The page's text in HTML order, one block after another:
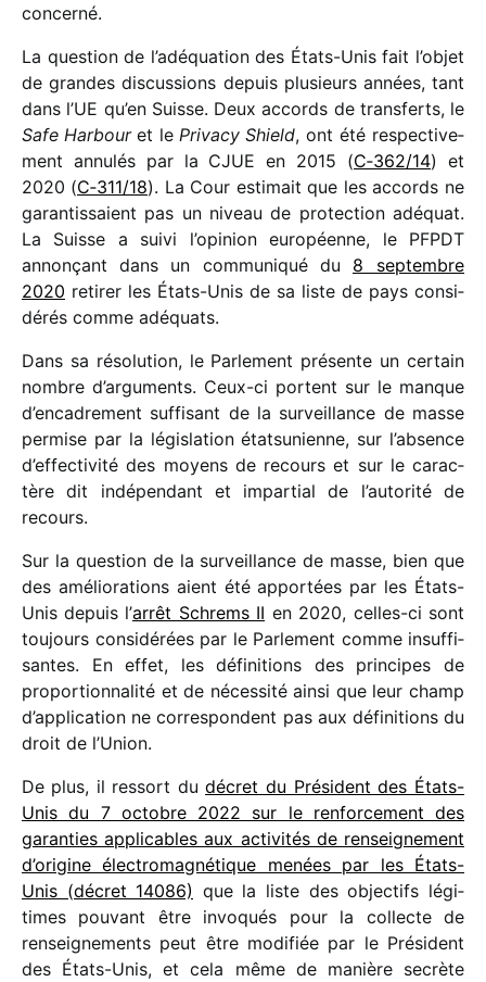
concerné.
La ques­tion de l’adéquation des États-Unis fait l’objet
de grandes discus­sions depuis plusieurs années, tant
dans l’UE qu’en Suisse. Deux accords de trans­ferts, le
Safe Harbouret le Privacy Shield, ont été respec­ti­ve­
ment annu­lés par la CJUE en 2015 (C‑362/​14) et
2020 (C‑311/​18). La Cour esti­mait que les accords ne
garan­tis­saient pas un niveau de protec­tion adéquat.
La Suisse a suivi l’opinion euro­péenne, le PFPDT
annon­çant dans un commu­ni­qué du 8 septembre
2020 reti­rer les États-Unis de sa liste de pays consi­
dé­rés comme adéquats.
Dans sa réso­lu­tion, le Parlement présente un certain
nombre d’arguments. Ceux-ci portent sur le manque
d’encadrement suffi­sant de la surveillance de masse
permise par la légis­la­tion état­su­nienne, sur l’absence
d’effectivité des moyens de recours et sur le carac­
tère dit indé­pen­dant et impar­tial de l’autorité de
recours.
Sur la ques­tion de la surveillance de masse, bien que
des amélio­ra­tions aient été appor­tées par les États-
Unis depuis l’arrêt Schrems II en 2020, celles-ci sont
toujours consi­dé­rées par le Parlement comme insuf­fi­
santes. En effet, les défi­ni­tions des prin­cipes de
propor­tion­na­lité et de néces­sité ainsi que leur champ
d’application ne corres­pondent pas aux défi­ni­tions du
droit de l’Union.
De plus, il ressort du décret du Président des États-
Unis du 7 octobre 2022 sur le renfor­ce­ment des
garan­ties appli­cables aux acti­vi­tés de rensei­gne­ment
d’origine élec­tro­ma­gné­tique menées par les États-
Unis (décret 14086) que la liste des objec­tifs légi­
times pouvant être invo­qués pour la collecte de
rensei­gne­ments peut être modi­fiée par le Président
des États-Unis, et cela même de manière secrète